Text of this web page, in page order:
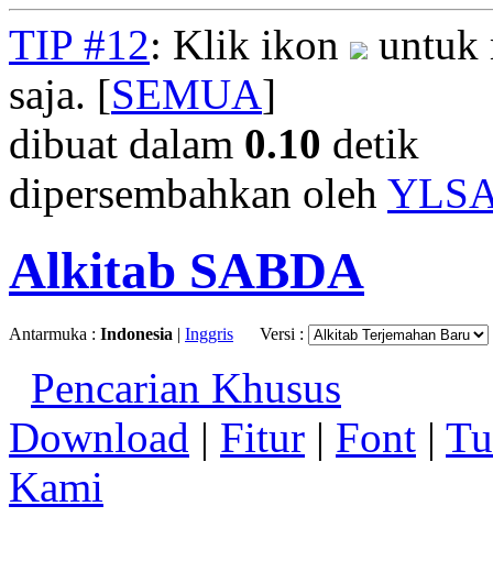
TIP #12: Klik ikon
untuk
saja. [SEMUA]
dibuat dalam 0.10 detik
dipersembahkan oleh
Alkitab SABDA
Antarmuka : Indonesia | Inggris Versi :
Pencarian Khusus
Download | Fitur | Font |
Kami